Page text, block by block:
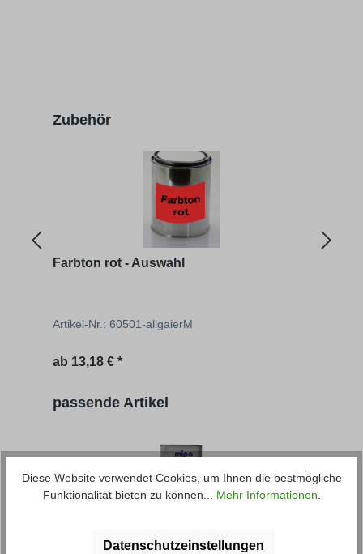
Produktgalerie überspringen
Zubehör
Farbton rot - Auswahl
Artikel-Nr.: 60501-allgaierM
ab 13,18 € *
Produktgalerie überspringen
passende Artikel
Universalverdünnung
Diese Website verwendet Cookies, um Ihnen die bestmögliche
Funktionalität bieten zu können... Mehr Informationen
Datenschutzeinstellungen